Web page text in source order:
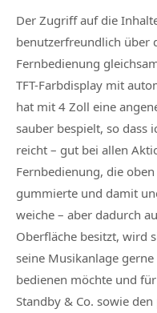
Der Zugriff auf die
benutzerfreundlich über
Fernbedienung
TFT-Farbdisplay mit
hat mit 4 Zoll eine
sauber bespielt, so dass
reicht – gut bei allen
Fernbedienung, die
gummierte und damit
weiche – aber dadurch
Oberfläche besitzt, wird
seine Musikanlage
bedienen möchte und
Standby & Co. sowie